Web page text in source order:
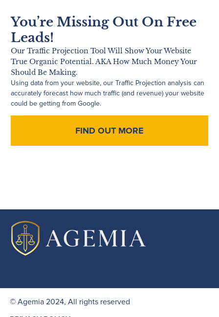
You’re Missing Out On Free
Leads!
Our Traffic Projection Tool Will Show Your Website
True Organic Potential. AKA How Much Money Your
Should Be Making.
Using data from your website, our Traffic Projection analysis can
accurately forecast how much traffic (and revenue) your website
could be getting from Google.
FIND OUT MORE
© Agemia 2024, All rights reserved